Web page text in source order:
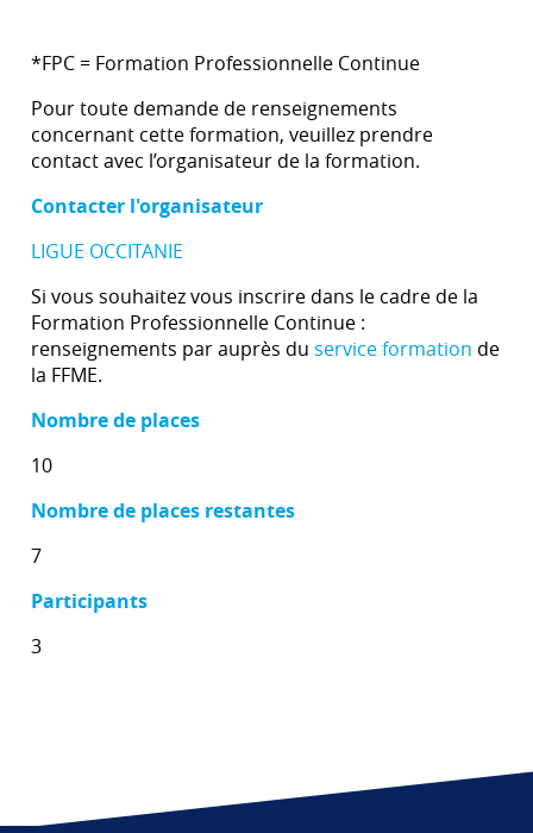
*FPC = Formation Professionnelle Continue
Pour toute demande de renseignements
concernant cette formation, veuillez prendre
contact avec l’organisateur de la formation.
Contacter l'organisateur
LIGUE OCCITANIE
Si vous souhaitez vous inscrire dans le cadre de la
Formation Professionnelle Continue :
renseignements par auprès du service formation de
la FFME.
Nombre de places
10
Nombre de places restantes
7
Participants
3